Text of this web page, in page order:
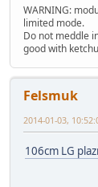
WARNING:
limited mode.
Do not meddle
good with
Felsmuk
2014-01-03,
106cm LG